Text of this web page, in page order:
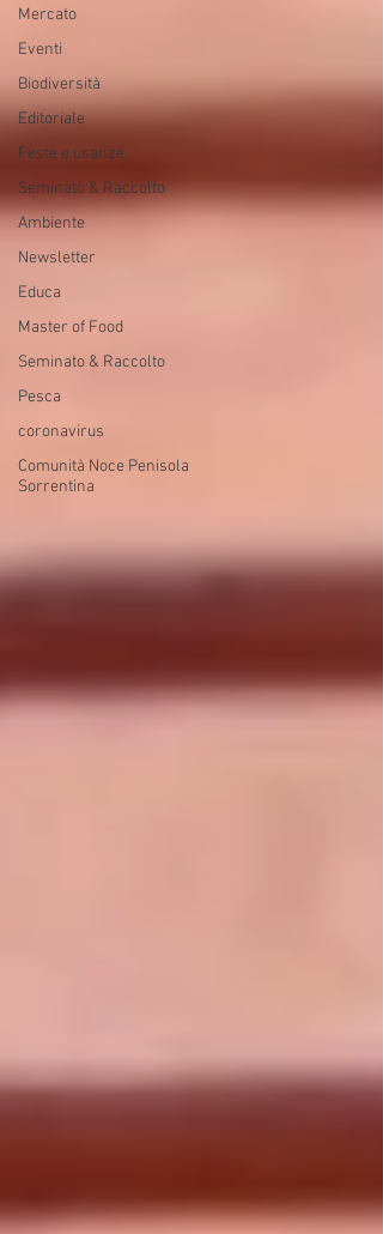
Mercato
Eventi
Biodiversità
Editoriale
Feste e usanze
Seminato & Raccolto
Ambiente
Newsletter
Educa
Master of Food
Seminato & Raccolto
Pesca
coronavirus
Comunità Noce Penisola
Sorrentina